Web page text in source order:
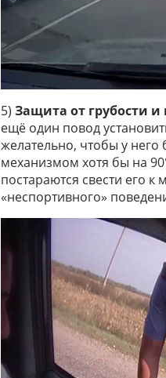
5) Защита от грубости
ещё один повод
желательно, чтобы у
механизмом хотя бы на
постараются свести его
«неспортивного»